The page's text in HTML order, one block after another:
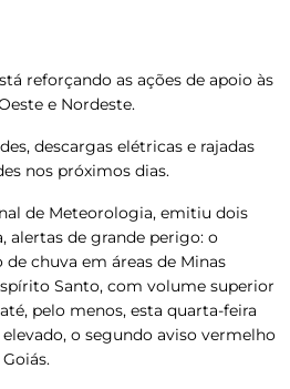
reforçando as ações de apoio às
e Nordeste.
descargas elétricas e rajadas
nos próximos dias.
de Meteorologia, emitiu dois
alertas de grande perigo: o
chuva em áreas de Minas
Santo, com volume superior
pelo menos, esta quarta-feira
o segundo aviso vermelho